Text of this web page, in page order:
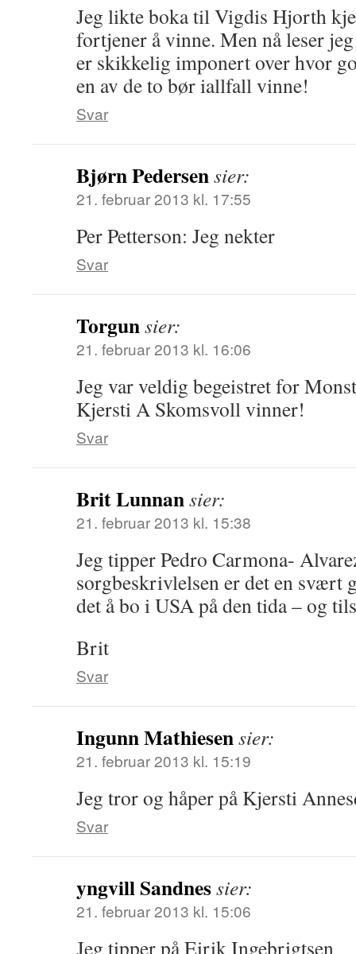
Jeg likte boka til Vigdis Hjorth
fortjener å vinne. Men nå leser
er skikkelig imponert over hvor
en av de to bør iallfall vinne!
Svar
Bjørn Pedersensier:
21. februar 2013 kl. 17:55
Per Petterson: Jeg nekter
Svar
Torgunsier:
21. februar 2013 kl. 16:06
Jeg var veldig begeistret for
Kjersti A Skomsvoll vinner!
Svar
Brit Lunnansier:
21. februar 2013 kl. 15:38
Jeg tipper Pedro Carmona-
sorgbeskrivlelsen er det en svært
det å bo i USA på den tida – og
Brit
Svar
Ingunn Mathiesensier:
21. februar 2013 kl. 15:19
Jeg tror og håper på Kjersti
Svar
yngvill Sandnessier:
21. februar 2013 kl. 15:06
Jeg tipper på Eirik Ingebrigtsen